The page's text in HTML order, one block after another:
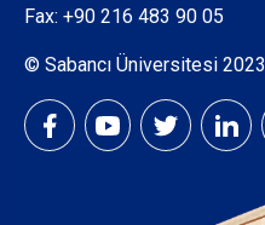
Fax: +90 216 483 90 05
© Sabancı Üniversitesi 2023